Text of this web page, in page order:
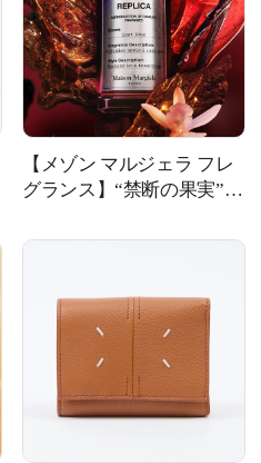
【メゾン マルジェラ フレ
グランス】“禁断の果実”の
オードパルファン」に新作